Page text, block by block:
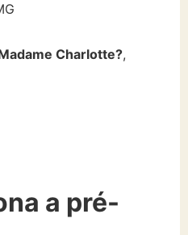
Charlotte?,
a pré-